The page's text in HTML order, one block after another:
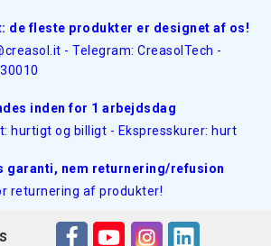
de fleste produkter er designet af os!
- Telegram: CreasolTech -
inden for 1 arbejdsdag
hurtigt og billigt - Ekspresskurer: hurt
garanti, nem returnering/refusion
returnering af produkter!